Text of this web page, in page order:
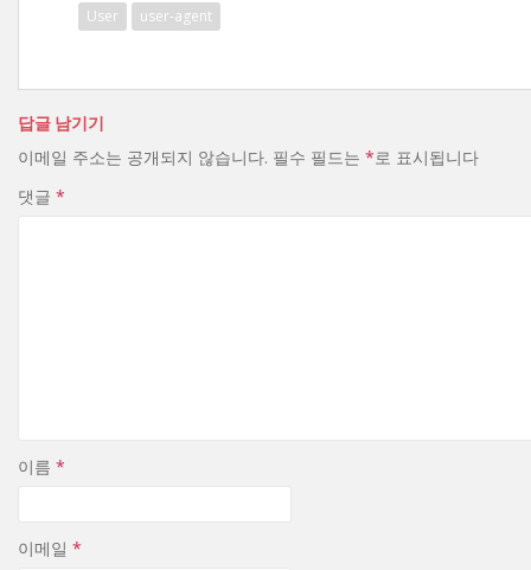
User
user-agent
답글 남기기
이메일 주소는 공개되지 않습니다. 필수 필드는 *로 표시됩니다
댓글 *
이름 *
이메일 *